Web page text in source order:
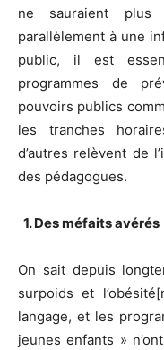
ne sauraient plus
parallèlement à une
public, il est
programmes de
pouvoirs publics
les tranches
d’autres relèvent de
des pédagogues.
1. Des méfaits avérés
On sait depuis
surpoids et
langage, et les
jeunes enfants »